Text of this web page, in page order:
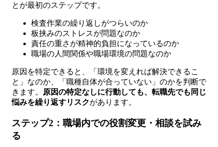
とが最初のステップです。
検査作業の繰り返しがつらいのか
板挟みのストレスが問題なのか
責任の重さが精神的負担になっているのか
職場の人間関係や職場環境の問題なのか
原因を特定できると、「環境を変えれば解決できるこ
と」なのか、「職種自体が合っていない」のかを判断で
きます。
原因の特定なしに行動しても、転職先でも同じ
悩みを繰り返すリスクがあります。
ステップ2：職場内での役割変更・相談を試み
る